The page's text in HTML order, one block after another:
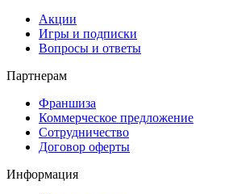
Акции
Игры и подписки
Вопросы и ответы
Партнерам
Франшиза
Коммерческое предложение
Сотрудничество
Договор оферты
Информация